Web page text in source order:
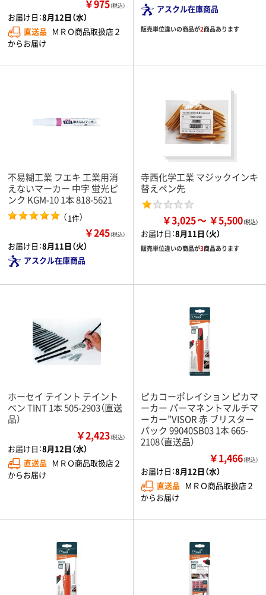
￥975（税込）
お届け日：8月12日（水）
直送品 ＭＲＯ商品取扱店２
からお届け
アスクル在庫商品
販売単位違いの商品が2商品あります
不易糊工業 フエキ 工業用消
えないマーカー 中字 蛍光ピ
ンク KGM-10 1本 818-5621
（1件）
￥245（税込）
お届け日：8月11日（火）
アスクル在庫商品
寺西化学工業 マジックインキ
替えペン先
￥3,025 ￥5,500
お届け日：8月11日（火）
販売単位違いの商品が3商品あります
ホーセイ テイント テイント
ペン TINT 1本 505-2903（直送
品）
￥2,423（税込）
お届け日：8月12日（水）
直送品 ＭＲＯ商品取扱店２
からお届け
ピカコーポレイション ピカマ
ーカー パーマネントマルチマ
ーカー”VISOR 赤 ブリスター
パック 99040SB03 1本 665-
2108（直送品）
￥1,466（税込）
お届け日：8月12日（水）
直送品 ＭＲＯ商品取扱店２
からお届け